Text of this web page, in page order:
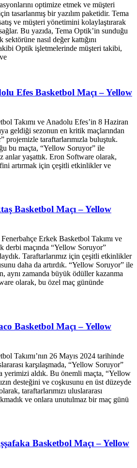
optimize etmek ve müşteri
tasarlanmış bir yazılım paketidir. Tema
ve müşteri yönetimini kolaylaştırarak
Bu yazıda, Tema Optik’in sunduğu
nasıl değer kattığını
Optik işletmelerinde müşteri takibi,
Efes Basketbol Maçı – Yellow
Takımı ve Anadolu Efes’in 8 Haziran
geldiği sezonun en kritik maçlarından
projemizle taraftarlarımızla buluştuk.
bu maçta, “Yellow Soruyor” ile
anlar yaşattık. Eron Software olarak,
artırmak için çeşitli etkinlikler ve
Basketbol Maçı – Yellow
Erkek Basketbol Takımı ve
derbi maçında “Yellow Soruyor”
Taraftarlarımız için çeşitli etkinlikler
daha da artırdık. “Yellow Soruyor” ile
aynı zamanda büyük ödüller kazanma
olarak, bu özel maç gününde
Basketbol Maçı – Yellow
Takımı’nın 26 Mayıs 2024 tarihinde
karşılaşmada, “Yellow Soruyor”
yerimizi aldık. Bu önemli maçta, “Yellow
desteğini ve coşkusunu en üst düzeyde
taraftarlarımızı uluslararası
ve onlara unutulmaz bir maç günü
Basketbol Maçı – Yellow